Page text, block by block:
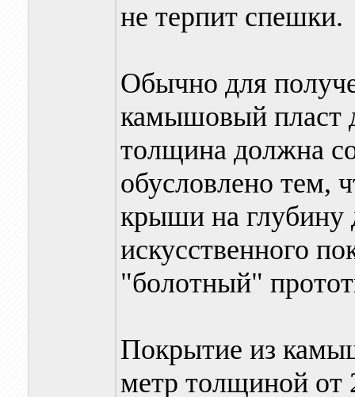
не терпит спешки.
Обычно для
камышовый пласт
толщина должна
обусловлено тем,
крыши на глубину
искусственного
"болотный"
Покрытие из
метр толщиной от